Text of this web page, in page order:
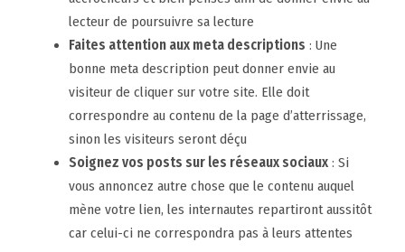
lecteur de poursuivre sa lecture
Faites attention aux meta descriptions : Une
bonne meta description peut donner envie au
visiteur de cliquer sur votre site. Elle doit
correspondre au contenu de la page d’atterrissage,
sinon les visiteurs seront déçu
Soignez vos posts sur les réseaux sociaux : Si
vous annoncez autre chose que le contenu auquel
mène votre lien, les internautes repartiront aussitôt
car celui-ci ne correspondra pas à leurs attentes